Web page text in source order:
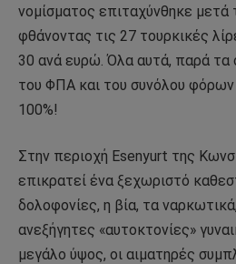
νομίσματος επιταχύνθηκε μετά
φθάνοντας τις 27 τουρκικές
30 ανά ευρώ. Όλα αυτά, παρά τα
του ΦΠΑ και του συνόλου
100%!
Στην περιοχή Esenyurt της
επικρατεί ένα ξεχωριστό
δολοφονίες, η βία, τα
ανεξήγητες «αυτοκτονίες»
μεγάλο ύψος, οι αιματηρές